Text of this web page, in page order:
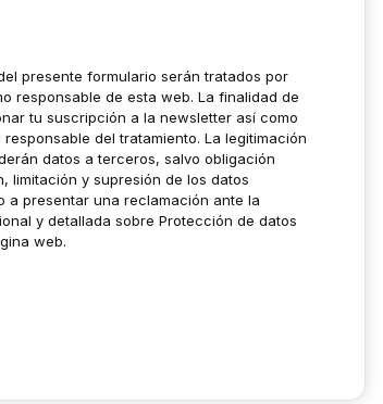
presente formulario serán tratados por
responsable de esta web. La finalidad de
tu suscripción a la newsletter así como
del tratamiento. La legitimación
datos a terceros, salvo obligación
limitación y supresión de los datos
a presentar una reclamación ante la
y detallada sobre Protección de datos
web.